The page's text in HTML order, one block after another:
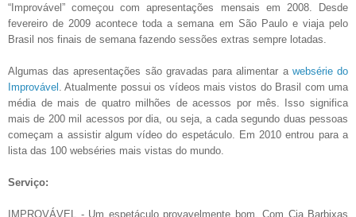
“Improvável” começou com apresentações mensais em 2008. Desde
fevereiro de 2009 acontece toda a semana em São Paulo e viaja pelo
Brasil nos finais de semana fazendo sessões extras sempre lotadas.
Algumas das apresentações são gravadas para alimentar a websérie do
Improvável . Atualmente possui os vídeos mais vistos do Brasil com uma
média de mais de quatro milhões de acessos por mês. Isso significa
mais de 200 mil acessos por dia, ou seja, a cada segundo duas pessoas
começam a assistir algum vídeo do espetáculo. Em 2010 entrou para a
lista das 100 webséries mais vistas do mundo.
Serviço:
IMPROVÁVEL - Um espetáculo provavelmente bom. Com Cia Barbixas